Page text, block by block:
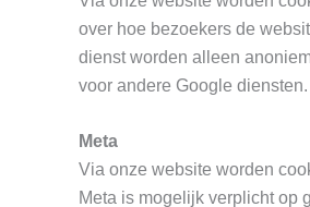
over hoe bezoekers de
dienst worden alleen
voor andere Google diensten.
Meta
Via onze website worden
Meta is mogelijk verplicht op